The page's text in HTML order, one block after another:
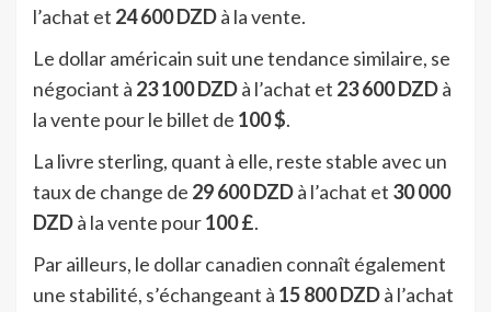
l’achat et 24 600 DZDà la vente.
Le dollar américain suit une tendance similaire, se
négociant à 23 100 DZDà l’achat et 23 600 DZDà
la vente pour le billet de 100 $.
La livre sterling, quant à elle, reste stable avec un
taux de change de 29 600 DZDà l’achat et 30 000
DZDà la vente pour100 £.
Par ailleurs, le dollar canadien connaît également
une stabilité, s’échangeant à 15 800 DZDà l’achat